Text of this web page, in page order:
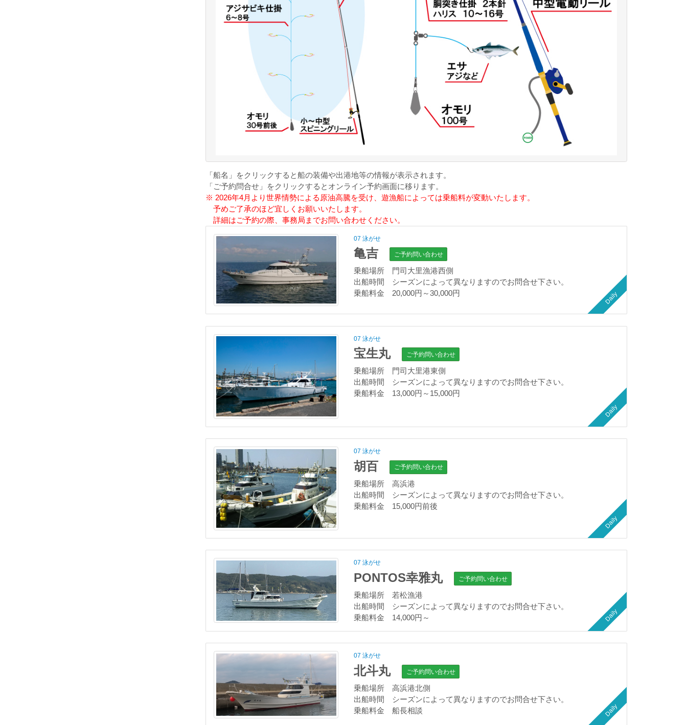
「船名」をクリックすると船の装備や出港地等の情報が表示されます。
「ご予約問合せ」をクリックするとオンライン予約画面に移ります。
※ 2026年4月より世界情勢による原油高騰を受け、遊漁船によっては乗船料が変動いたします。
予めご了承のほど宜しくお願いいたします。
詳細はご予約の際、事務局までお問い合わせください。
Daily
07 泳がせ
亀吉 ご予約問い合わせ
乗船場所 門司大里漁港西側
出船時間 シーズンによって異なりますのでお問合せ下さい。
乗船料金 20,000円～30,000円
Daily
07 泳がせ
宝生丸 ご予約問い合わせ
乗船場所 門司大里港東側
出船時間 シーズンによって異なりますのでお問合せ下さい。
乗船料金 13,000円～15,000円
Daily
07 泳がせ
胡百 ご予約問い合わせ
乗船場所 高浜港
出船時間 シーズンによって異なりますのでお問合せ下さい。
乗船料金 15,000円前後
Daily
07 泳がせ
PONTOS幸雅丸 ご予約問い合わせ
乗船場所 若松漁港
出船時間 シーズンによって異なりますのでお問合せ下さい。
乗船料金 14,000円～
Daily
07 泳がせ
北斗丸 ご予約問い合わせ
乗船場所 高浜港北側
出船時間 シーズンによって異なりますのでお問合せ下さい。
乗船料金 船長相談